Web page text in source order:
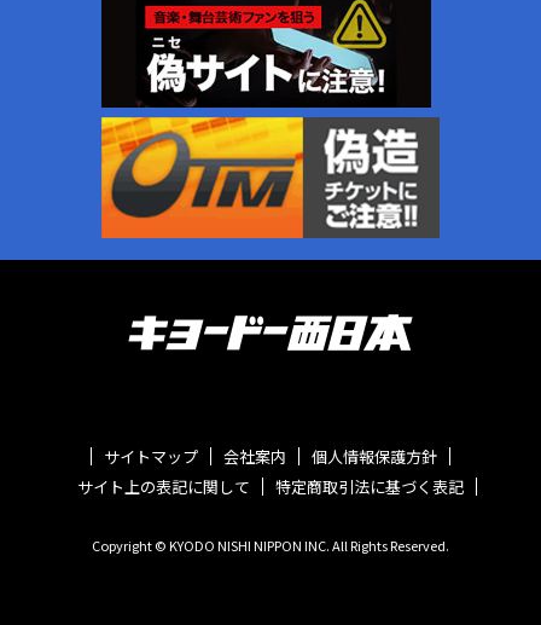
サイトマップ 会社案内
個人情報保護方針
サイト上の表記に関して
特定商取引法に基づく表記
Copyright © KYODO NISHI NIPPON INC. All Rights Reserved.